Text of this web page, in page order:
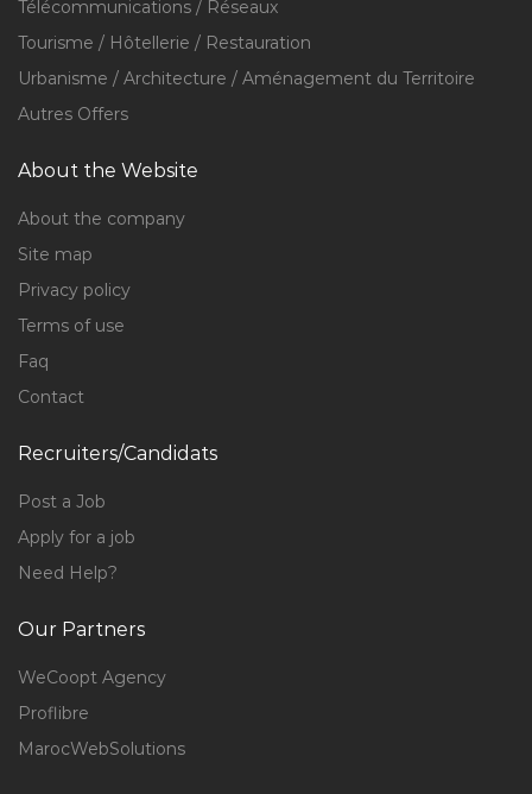
Télécommunications / Réseaux
Tourisme / Hôtellerie / Restauration
Urbanisme / Architecture / Aménagement du Territoire
Autres Offers
About the Website
About the company
Site map
Privacy policy
Terms of use
Faq
Contact
Recruiters/Candidats
Post a Job
Apply for a job
Need Help?
Our Partners
WeCoopt Agency
Proflibre
MarocWebSolutions